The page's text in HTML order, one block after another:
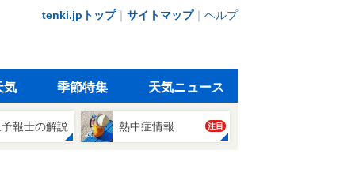
tenki.jpトップ｜ サイトマップ｜ ヘルプ
気 季節特集 天気ニュース
報士の解説 熱中症情報 注目